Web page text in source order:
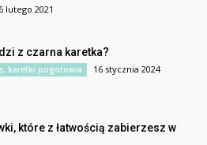
6 lutego 2021
z czarna karetka?
karetki pogotowia 16 stycznia 2024
które z łatwością zabierzesz w